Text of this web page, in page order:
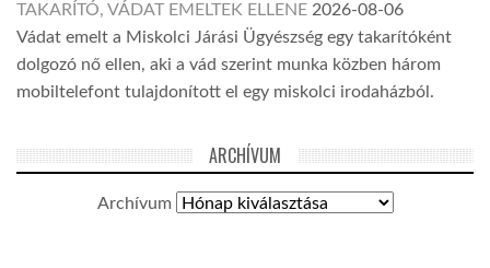
TAKARÍTÓ, VÁDAT EMELTEK ELLENE 2026-08-06
Vádat emelt a Miskolci Járási Ügyészség egy takarítóként
dolgozó nő ellen, aki a vád szerint munka közben három
mobiltelefont tulajdonított el egy miskolci irodaházból.
ARCHÍVUM
Archívum